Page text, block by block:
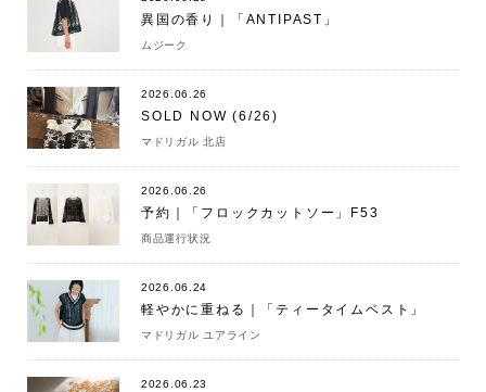
異国の香り｜「ANTIPAST」
ムジーク
2026.06.26
SOLD NOW (6/26)
マドリガル 北店
2026.06.26
予約｜「フロックカットソー」F53
商品運行状況
2026.06.24
軽やかに重ねる｜「ティータイムベスト」
マドリガル ユアライン
2026.06.23